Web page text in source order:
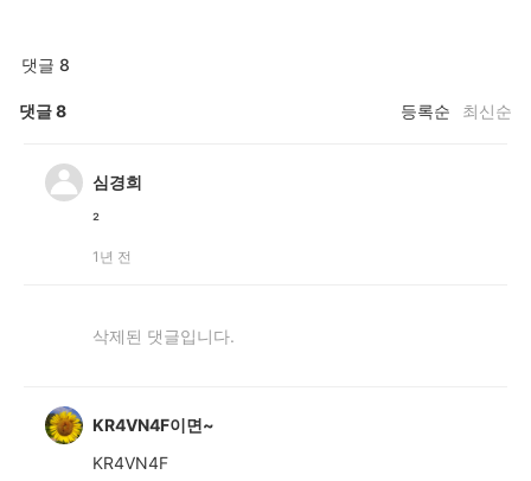
댓글 8
댓글8 등록순 최신순
심경희
²
1년 전
삭제된 댓글입니다.
KR4VN4F이면~
KR4VN4F